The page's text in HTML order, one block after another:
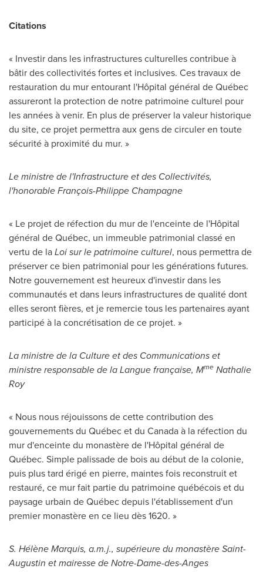
Citations
« Investir dans les infrastructures culturelles contribue à
bâtir des collectivités fortes et inclusives. Ces travaux de
restauration du mur entourant l'Hôpital général de Québec
assureront la protection de notre patrimoine culturel pour
les années à venir. En plus de préserver la valeur historique
du site, ce projet permettra aux gens de circuler en toute
sécurité à proximité du mur. »
Le ministre de l'Infrastructure et des Collectivités,
l'honorable François-Philippe Champagne
« Le projet de réfection du mur de l'enceinte de l'Hôpital
général de Québec, un immeuble patrimonial classé en
vertu de laLoi sur le patrimoine culturel, nous permettra de
préserver ce bien patrimonial pour les générations futures.
Notre gouvernement est heureux d'investir dans les
communautés et dans leurs infrastructures de qualité dont
elles seront fières, et je remercie tous les partenaires ayant
participé à la concrétisation de ce projet. »
La ministre de la Culture et des Communications et
ministre responsable de la Langue française, Mme Nathalie
Roy
« Nous nous réjouissons de cette contribution des
gouvernements du Québec et du Canadaà la réfection du
mur d'enceinte du monastère de l'Hôpital général de
Québec. Simple palissade de bois au début de la colonie,
puis plus tard érigé en pierre, maintes fois reconstruit et
restauré, ce mur fait partie du patrimoine québécois et du
paysage urbain de Québec depuis l'établissement d'un
premier monastère en ce lieu dès 1620. »
S. Hélène Marquis, a.m.j., supérieure du monastèreSaint-
Augustin et mairesse deNotre-Dame-des-Anges